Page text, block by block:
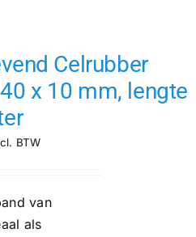
Celrubber
x 10 mm, lengte
BTW
van
als